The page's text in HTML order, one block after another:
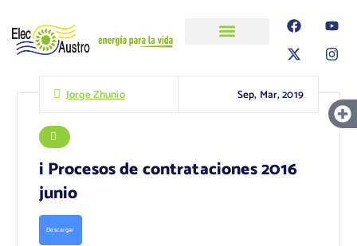
Jorge Zhunio Sep, Mar, 2019
i Procesos de contrataciones 2016
junio
Descargar